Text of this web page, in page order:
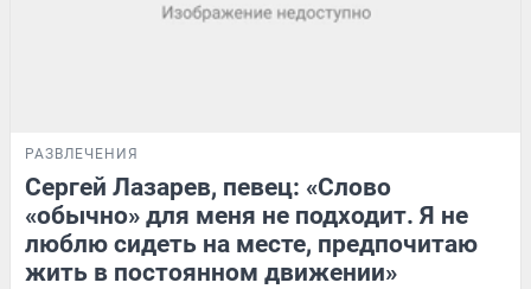
РАЗВЛЕЧЕНИЯ
Сергей Лазарев, певец: «Слово
«обычно» для меня не подходит. Я не
люблю сидеть на месте, предпочитаю
жить в постоянном движении»